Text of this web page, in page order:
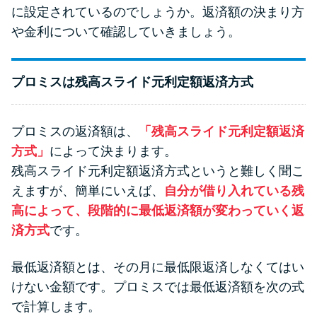
街金とは？絶対審査通る？借金
やシステムをカードローンと比
較
未成年でもお金を借りられる？
学生がお金を借りる方法があ
学生がお金を借りる方法は？親
へのバレにくさや将来への影響
に設定されているのでしょうか。返済額の決まり方
や金利について確認していきましょう。
プロミスは残高スライド元利定額返済方式
プロミスの返済額は、
「残高スライド元利定額返済
方式」 によって決まります。
残高スライド元利定額返済方式というと難しく聞こ
えますが、簡単にいえば、 自分が借り入れている残
高によって、段階的に最低返済額が変わっていく返
済方式です。
最低返済額とは、その月に最低限返済しなくてはい
けない金額です。プロミスでは最低返済額を次の式
で計算します。